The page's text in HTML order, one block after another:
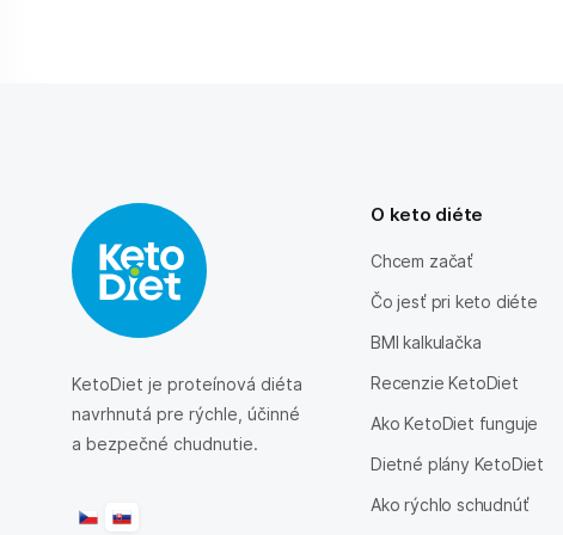
KetoDiet je proteínová diéta
navrhnutá pre rýchle, účinné
a bezpečné chudnutie.
O keto diéte
Chcem začať
Čo jesť pri keto diéte
BMI kalkulačka
Recenzie KetoDiet
Ako KetoDiet funguje
Dietné plány KetoDiet
Ako rýchlo schudnúť